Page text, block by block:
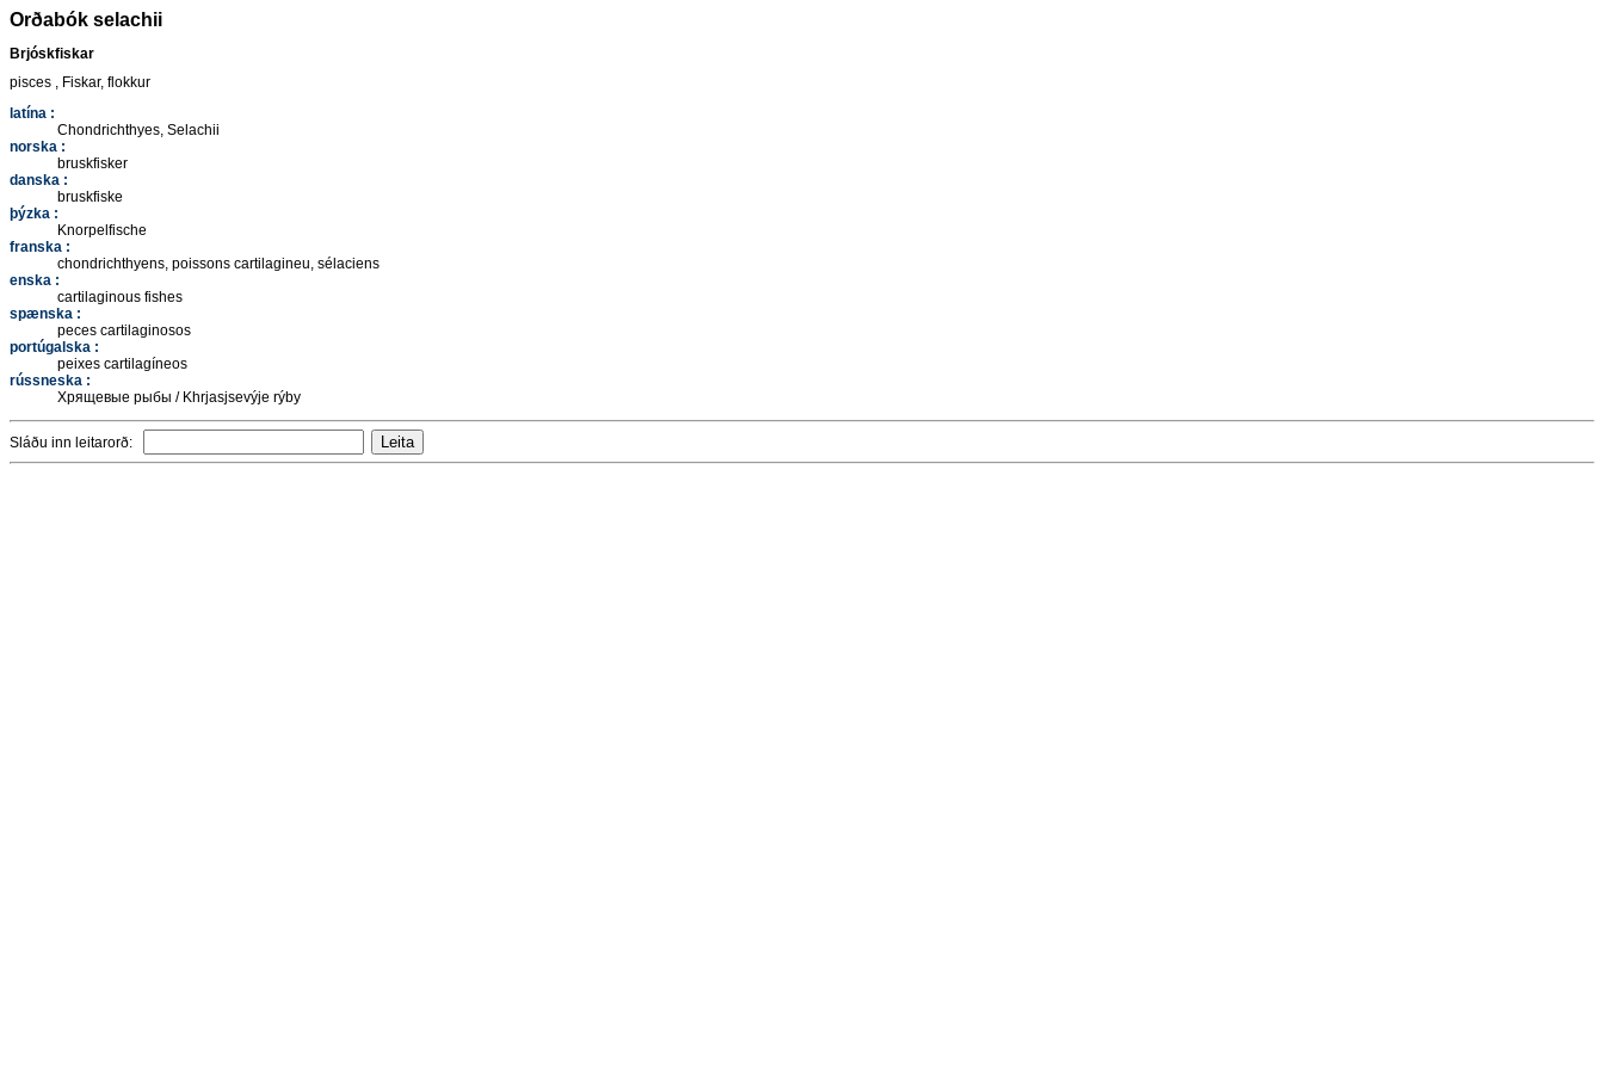
Orðabók selachii
Brjóskfiskar
pisces , Fiskar, flokkur
latína :
Chondrichthyes, Selachii
norska :
bruskfisker
danska :
bruskfiske
þýzka :
Knorpelfische
franska :
chondrichthyens, poissons cartilagineu, sélaciens
enska :
cartilaginous fishes
spænska :
peces cartilaginosos
portúgalska :
peixes cartilagíneos
rússneska :
Хрящевые рыбы / Khrjasjsevýje rýby
Sláðu inn leitarorð: